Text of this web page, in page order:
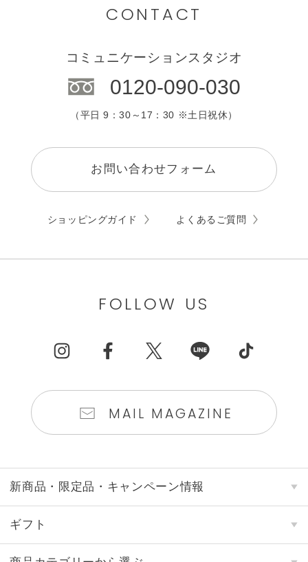
カウンセリングCONTACT
コミュニケーションスタジオ
0120-090-030
（平日 9：30～17：30 ※土日祝休）
お問い合わせフォーム
ショッピングガイド よくあるご質問
FOLLOW US
MAIL MAGAZINE
新商品・限定品・キャンペーン情報
ギフト